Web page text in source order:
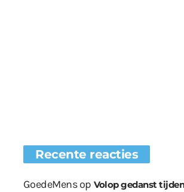
Recente reacties
GoedeMensop Volop gedanst